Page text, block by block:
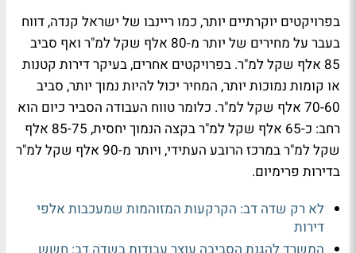
בפרויקטים יוקרתיים יותר, כמו ריינבו של ישראל קנדה, דווח
בעבר על מחירים של יותר מ-80 אלף שקל למ"ר ואף סביב
85 אלף שקל למ"ר. בפרויקטים אחרים, בעיקר דירות קטנות
או קומות נמוכות יותר, המחיר יכול להיות נמוך יותר, סביב
70-60 אלף שקל למ"ר. כלומר טווח העבודה הסביר כיום הוא
רחב: כ-65 אלף שקל למ"ר בקצה הנמוך יחסית, 85-75 אלף
שקל למ"ר במרכז הרובע העתידי, ויותר מ-90 אלף שקל למ"ר
בדירות פרימיום.
לא רק שדה דב: הקרקעות המזוהמות שמעכבות אלפי
דירות